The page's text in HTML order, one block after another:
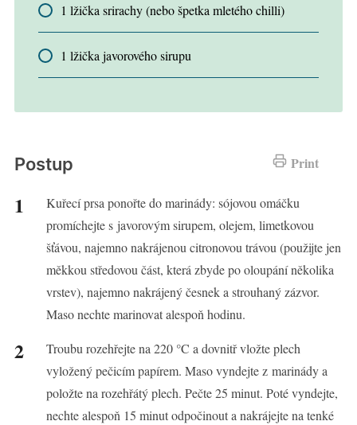
1 lžička srirachy (nebo špetka mletého chilli)
1 lžička javorového sirupu
Print
Postup
Kuřecí prsa ponořte do marinády: sójovou omáčku
promíchejte s javorovým sirupem, olejem, limetkovou
šťávou, najemno nakrájenou citronovou trávou (použijte jen
měkkou středovou část, která zbyde po oloupání několika
vrstev), najemno nakrájený česnek a strouhaný zázvor.
Maso nechte marinovat alespoň hodinu.
Troubu rozehřejte na 220 °C a dovnitř vložte plech
vyložený pečicím papírem. Maso vyndejte z marinády a
položte na rozehřátý plech. Pečte 25 minut. Poté vyndejte,
nechte alespoň 15 minut odpočinout a nakrájejte na tenké